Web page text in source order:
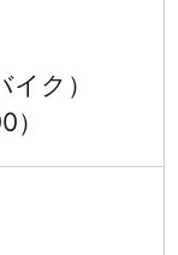
イク）